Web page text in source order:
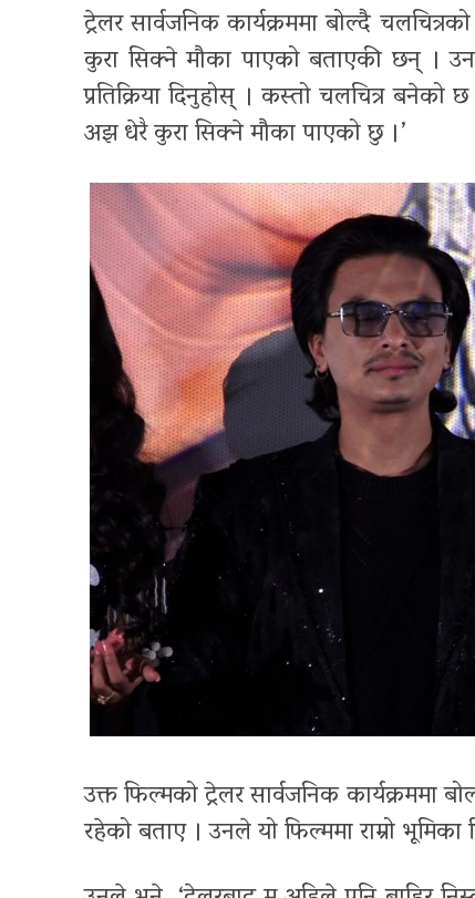
ट्रेलर सार्वजनिक कार्यक्रममा बोल्दै
कुरा सिक्ने मौका पाएको बताएकी छन् ।
प्रतिक्रिया दिनुहोस् । कस्तो चलचित्र
अझ धेरै कुरा सिक्ने मौका पाएको छु ।’
उक्त फिल्मको ट्रेलर सार्वजनिक
रहेको बताए । उनले यो फिल्ममा राम्रो